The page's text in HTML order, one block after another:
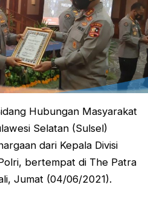
Hubungan Masyarakat
Selatan (Sulsel)
dari Kepala Divisi
bertempat di The Patra
Jumat (04/06/2021).